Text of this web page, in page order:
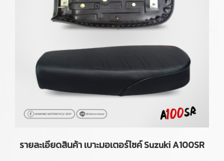
รายละเอียดสินค้า เบาะมอเตอร์ไซค์ Suzuki A100SR